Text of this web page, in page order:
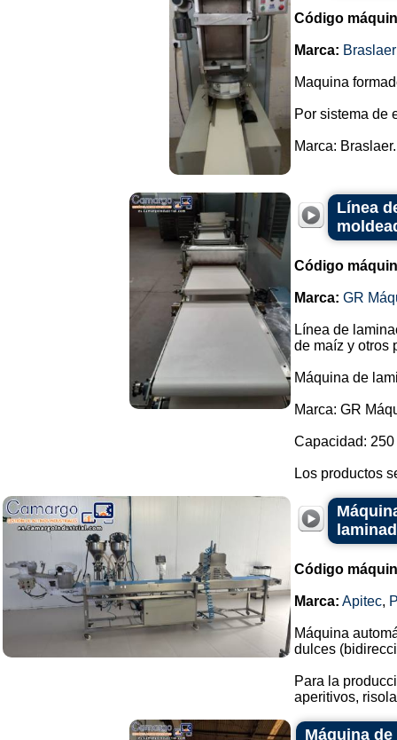
Código
Marca: Braslaer
Maquina
Por sistema de
Marca:
Línea
Código
Marca: GR
Línea de
de maíz y otros
Máquina de
Marca: GR
Capacidad:
Los productos
Código
Marca: Apitec,
Máquina
dulces
Para la
aperitivos,
Máquina